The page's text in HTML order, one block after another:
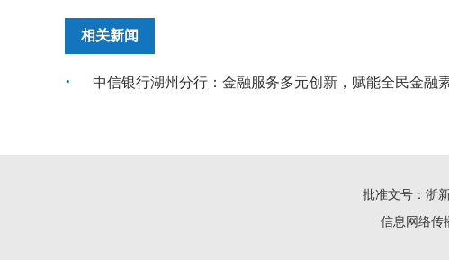
相关新闻
中信银行湖州分行：金融服务多元创新，赋能全民金融
批准文号：浙
信息网络传